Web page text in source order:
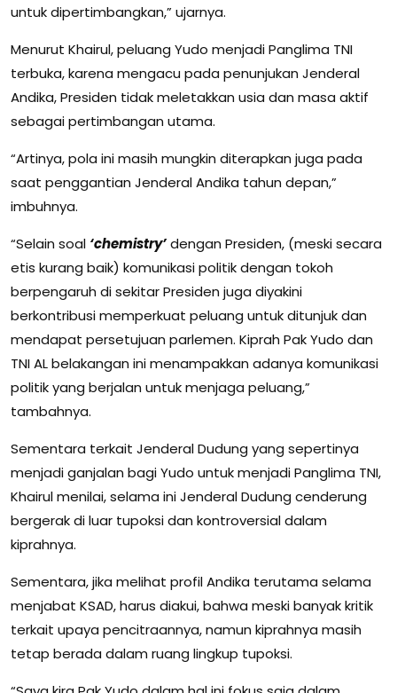
untuk dipertimbangkan,” ujarnya.
Menurut Khairul, peluang Yudo menjadi Panglima TNI
terbuka, karena mengacu pada penunjukan Jenderal
Andika, Presiden tidak meletakkan usia dan masa aktif
sebagai pertimbangan utama.
“Artinya, pola ini masih mungkin diterapkan juga pada
saat penggantian Jenderal Andika tahun depan,”
imbuhnya.
“Selain soal ‘chemistry’dengan Presiden, (meski secara
etis kurang baik) komunikasi politik dengan tokoh
berpengaruh di sekitar Presiden juga diyakini
berkontribusi memperkuat peluang untuk ditunjuk dan
mendapat persetujuan parlemen. Kiprah Pak Yudo dan
TNI AL belakangan ini menampakkan adanya komunikasi
politik yang berjalan untuk menjaga peluang,”
tambahnya.
Sementara terkait Jenderal Dudung yang sepertinya
menjadi ganjalan bagi Yudo untuk menjadi Panglima TNI,
Khairul menilai, selama ini Jenderal Dudung cenderung
bergerak di luar tupoksi dan kontroversial dalam
kiprahnya.
Sementara, jika melihat profil Andika terutama selama
menjabat KSAD, harus diakui, bahwa meski banyak kritik
terkait upaya pencitraannya, namun kiprahnya masih
tetap berada dalam ruang lingkup tupoksi.